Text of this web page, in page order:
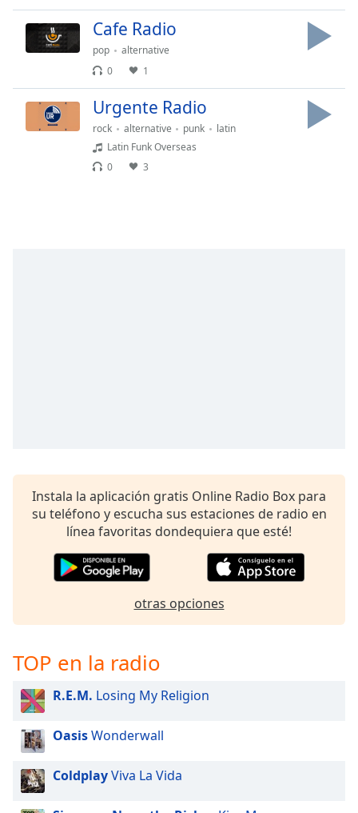
modal
window.
Beginning
Opacity
Background
Size
Text
Style
Cafe Radio
pop
alternative
0
1
Urgente Radio
rock alternative punk
latin
Latin Funk Overseas
0
3
Instala la aplicación gratis Online Radio Box para
su teléfono y escucha sus estaciones de radio en
línea favoritas dondequiera que esté!
otras opciones
TOP en la radio
R.E.M. Losing My Religion
OasisWonderwall
ColdplayViva La Vida